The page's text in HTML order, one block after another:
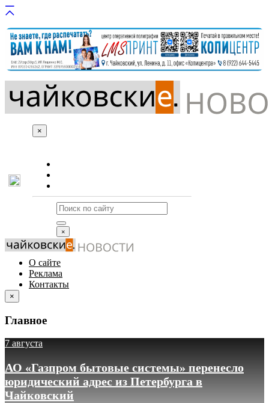
×
×
О сайте
Реклама
Контакты
×
Главное
7 августа
АО «Газпром бытовые системы» перенесло
юридический адрес из Петербурга в
Чайковский